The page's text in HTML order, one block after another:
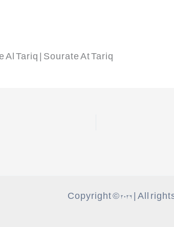
Tariq | Sourate At Tariq
Copyright © 2026 | All